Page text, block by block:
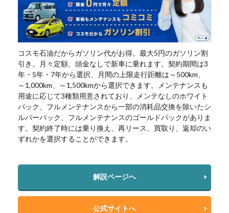
コスモ石油だからガソリン代がお得。最大5円のガソリン割
引き。月々定額、頭金なしで新車に乗れます。契約期間は3
年・5年・7年から選択、月間の上限走行距離は～500km、
～1,000km、～1,500kmから選択できます。メンテナンスも
用途に応じて3種類用意されており、メンテなしのホワイト
パック、フルメンテナンスから一部の消耗品交換を除いたシ
ルバーパック、フルメンテナンスのゴールドパックがありま
す。契約終了時には乗り換え、再リース、買取り、返却のい
ずれかを選択することができます。
解説ページへ
公式サイトへ